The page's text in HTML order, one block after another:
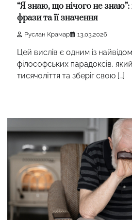
“Я знаю, що нічого не знаю”:
фрази та її значення
Руслан Крамар 13.03.2026
Цей вислів є одним із
філософських парадоксів,
тисячоліття та зберіг свою […]